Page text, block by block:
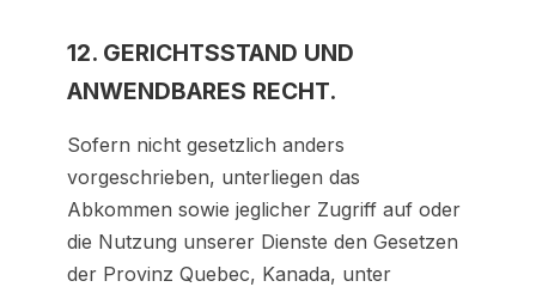
12. GERICHTSSTAND UND
ANWENDBARES RECHT.
Sofern nicht gesetzlich anders
vorgeschrieben, unterliegen das
Abkommen sowie jeglicher Zugriff auf oder
die Nutzung unserer Dienste den Gesetzen
der Provinz Quebec, Kanada, unter